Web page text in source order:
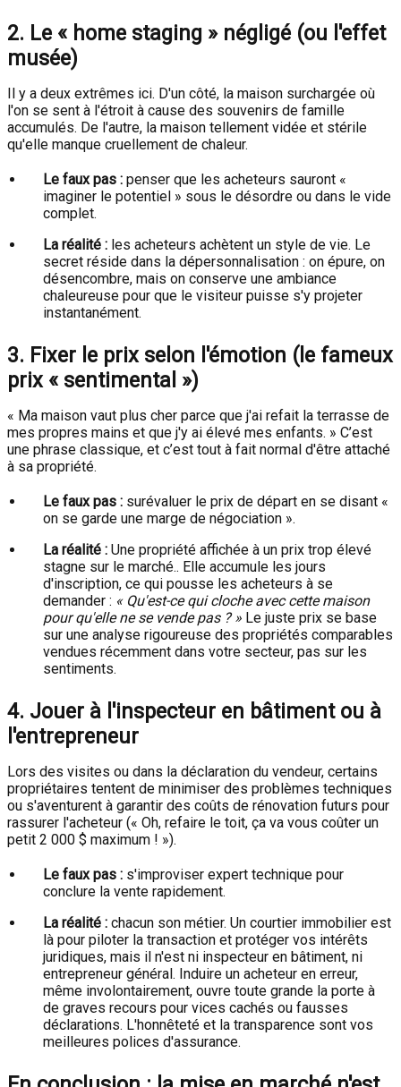
2. Le « home staging » négligé (ou l'effet
musée)
Il y a deux extrêmes ici. D'un côté, la maison surchargée où
l'on se sent à l'étroit à cause des souvenirs de famille
accumulés. De l'autre, la maison tellement vidée et stérile
qu'elle manque cruellement de chaleur.
Le faux pas : penser que les acheteurs sauront «
imaginer le potentiel » sous le désordre ou dans le vide
complet.
La réalité : les acheteurs achètent un style de vie. Le
secret réside dans la dépersonnalisation : on épure, on
désencombre, mais on conserve une ambiance
chaleureuse pour que le visiteur puisse s'y projeter
instantanément.
3. Fixer le prix selon l'émotion (le fameux
prix « sentimental »)
« Ma maison vaut plus cher parce que j'ai refait la terrasse de
mes propres mains et que j'y ai élevé mes enfants. » C’est
une phrase classique, et c’est tout à fait normal d'être attaché
à sa propriété.
Le faux pas : surévaluer le prix de départ en se disant «
on se garde une marge de négociation ».
La réalité : Une propriété affichée à un prix trop élevé
stagne sur le marché.. Elle accumule les jours
d'inscription, ce qui pousse les acheteurs à se
demander : « Qu'est-ce qui cloche avec cette maison
pour qu'elle ne se vende pas ? » Le juste prix se base
sur une analyse rigoureuse des propriétés comparables
vendues récemment dans votre secteur, pas sur les
sentiments.
4. Jouer à l'inspecteur en bâtiment ou à
l'entrepreneur
Lors des visites ou dans la déclaration du vendeur, certains
propriétaires tentent de minimiser des problèmes techniques
ou s'aventurent à garantir des coûts de rénovation futurs pour
rassurer l'acheteur (« Oh, refaire le toit, ça va vous coûter un
petit 2 000 $ maximum ! »).
Le faux pas : s'improviser expert technique pour
conclure la vente rapidement.
La réalité : chacun son métier. Un courtier immobilier est
là pour piloter la transaction et protéger vos intérêts
juridiques, mais il n'est ni inspecteur en bâtiment, ni
entrepreneur général. Induire un acheteur en erreur,
même involontairement, ouvre toute grande la porte à
de graves recours pour vices cachés ou fausses
déclarations. L'honnêteté et la transparence sont vos
meilleures polices d'assurance.